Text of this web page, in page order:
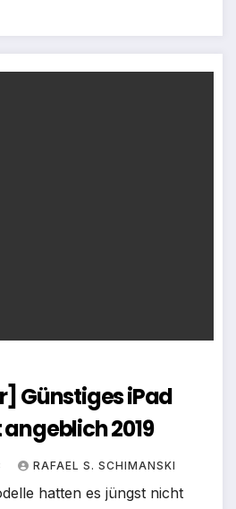
Günstiges iPad
2019
RAFAEL S. SCHIMANSKI
hatten es jüngst nicht